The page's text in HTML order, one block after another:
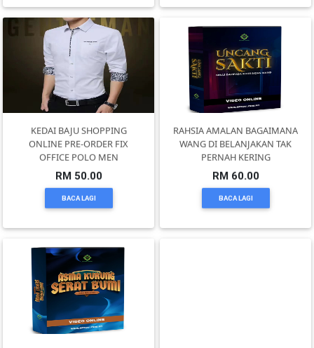
KEDAI BAJU SHOPPING
ONLINE PRE-ORDER FIX
OFFICE POLO MEN
RM 50.00
BACA LAGI
RAHSIA AMALAN BAGAIMANA
WANG DI BELANJAKAN TAK
PERNAH KERING
RM 60.00
BACA LAGI
PAHANG(13)
KELANTAN(22)
PERAK(41)
SEMBILAN(10)
TERENGGANU(12)
SABAH(0)